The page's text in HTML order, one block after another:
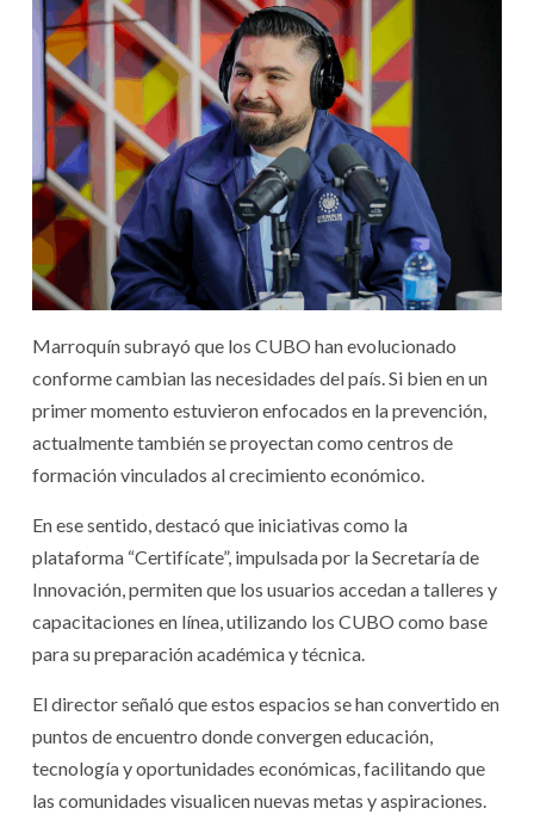
Marroquín subrayó que los CUBO han evolucionado
conforme cambian las necesidades del país. Si bien en un
primer momento estuvieron enfocados en la prevención,
actualmente también se proyectan como centros de
formación vinculados al crecimiento económico.
En ese sentido, destacó que iniciativas como la
plataforma “Certifícate”, impulsada por la Secretaría de
Innovación, permiten que los usuarios accedan a talleres y
capacitaciones en línea, utilizando los CUBO como base
para su preparación académica y técnica.
El director señaló que estos espacios se han convertido en
puntos de encuentro donde convergen educación,
tecnología y oportunidades económicas, facilitando que
las comunidades visualicen nuevas metas y aspiraciones.